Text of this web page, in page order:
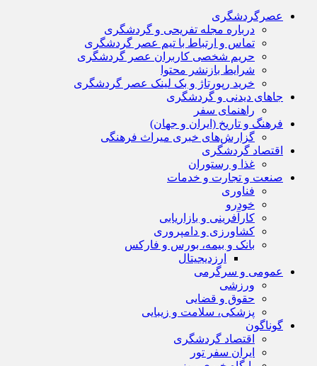
عصرگردشگری
درباره مجله تفریحی و گردشگری
تماس و ارتباط با تیم عصر گردشگری
حریم شخصی کاربران عصر گردشگری
شرایط بازنشر محتوا
خرید رپورتاژ و بک لینک عصر گردشگری
جاهای دیدنی و گردشگری
راهنمای سفر
فرهنگ و تاریخ (ایران و جهان)
گزارش‌های خبری میراث فرهنگی
اقتصاد گردشگری
غذا و رستوران
صنعت و تجارت و خدمات
فناوری
خودرو
کارآفرینی و بازاریابی
کشاورزی و دامپروری
بانک و بیمه، بورس و فارکس
ارزدیجیتال
عمومی و سرگرمی
ورزشی
حقوق و قضایی
پزشکی، سلامت و زیبایی
گوناگون
اقتصاد گردشگری
ایران سفر تور